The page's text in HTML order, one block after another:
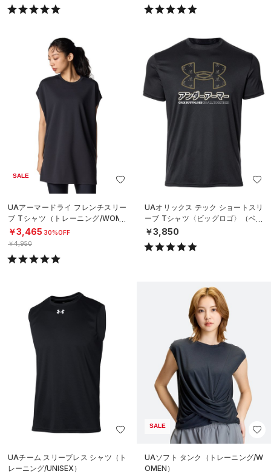
SALE
UAアーマードライ フレンチスリー
ブ Tシャツ（トレーニング/WOME
N）
￥3,465 30%OFF
￥4,950
UAオリックス テック ショートスリ
ーブ Tシャツ〈ビッグロゴ〉（ベー
スボール/UNISEX）
￥3,850
UAチーム スリーブレス シャツ（ト
レーニング/UNISEX）
SALE
UAソフト タンク（トレーニング/W
OMEN）